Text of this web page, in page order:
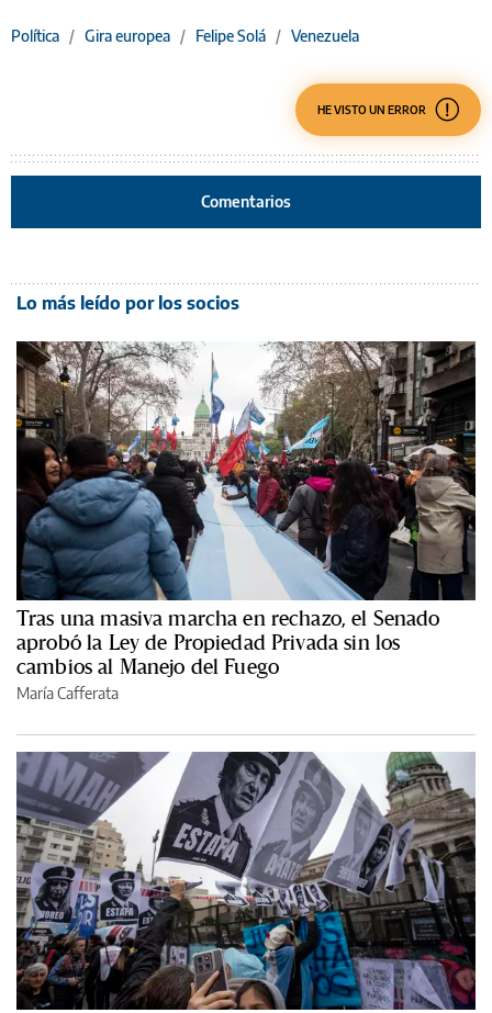
Política / Gira europea / Felipe Solá / Venezuela
HE VISTO UN ERROR
Comentarios
Lo más leído por los socios
Tras una masiva marcha en rechazo, el Senado
aprobó la Ley de Propiedad Privada sin los
cambios al Manejo del Fuego
María Cafferata